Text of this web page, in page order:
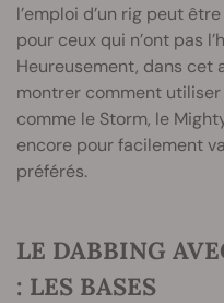
l’emploi d’un rig peut
pour ceux qui n’ont pas
Heureusement, dans cet
montrer comment utiliser
comme le Storm, le
encore pour facilement
préférés.
LE DABBING
: LES BASES